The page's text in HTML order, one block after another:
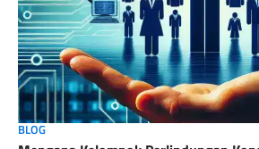
BLOG